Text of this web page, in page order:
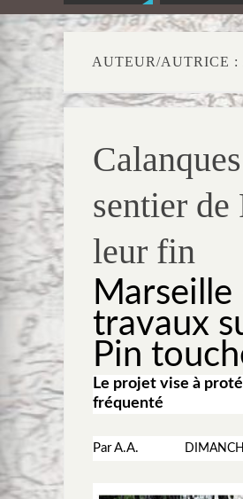
AUTEUR/AUTRICE :
sentier de
leur fin
Marseille
travaux
Pin
Le projet vise à
fréquenté
Par A.A.